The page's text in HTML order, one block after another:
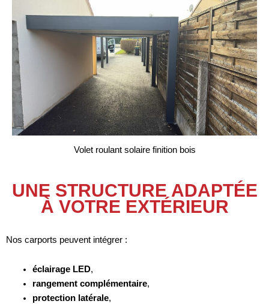
Volet roulant solaire finition bois
UNE STRUCTURE ADAPTÉE
À VOTRE EXTÉRIEUR
Nos carports peuvent intégrer :
éclairage LED,
rangement complémentaire,
protection latérale,